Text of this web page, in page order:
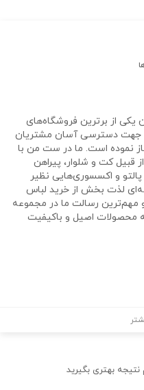
از برترین فروشگاه‌های
جهت دسترسی آسان مشتریان
نموده است. ما در ست من با
قبیل کت و شلوار، پیراهن
پالتو و اکسسوری‌هایی نظیر
لذت بخش از خرید لباس
مهم‌ترین رسالت ما در مجموعه
اصیل و باکیفیت
نتیجه بهتری بگیرید